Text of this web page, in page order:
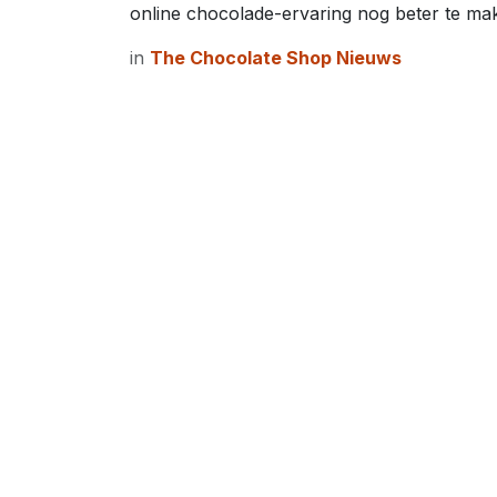
online chocolade-ervaring nog beter te
in The Chocolate Shop Nieuws